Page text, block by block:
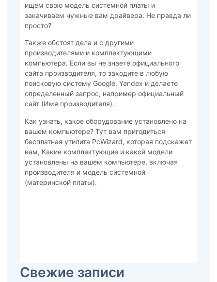
ищем свою модель системной платы и
закачиваем нужные вам драйвера. Не правда ли
просто?
Также обстоят дела и с другими
производителями и комплектующими
компьютера. Если вы не знаете официального
сайта производителя, то заходите в любую
поисковую систему Google, Yandex и делаете
определенный запрос, например официальный
сайт (Имя производителя).
Как узнать, какое оборудование установлено на
вашем компьютере? Тут вам пригодиться
бесплатная утилита PcWizard, которая подскажет
вам, Какие комплектующие и какой модели
установлены на вашем компьютере, включая
производителя и модель системной
(материнской платы).
Свежие записи